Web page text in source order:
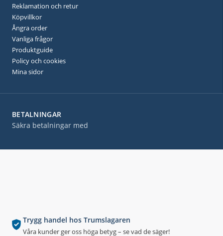
Trygg handel hos Trumslagaren
Våra kunder ger oss höga betyg – se vad de säger!
BETALNINGAR
Säkra betalningar med
Reklamation och retur
Köpvillkor
Ångra order
Vanliga frågor
Produktguide
Policy och cookies
Mina sidor